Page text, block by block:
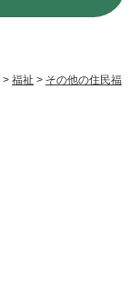
> 福祉 > その他の住民福